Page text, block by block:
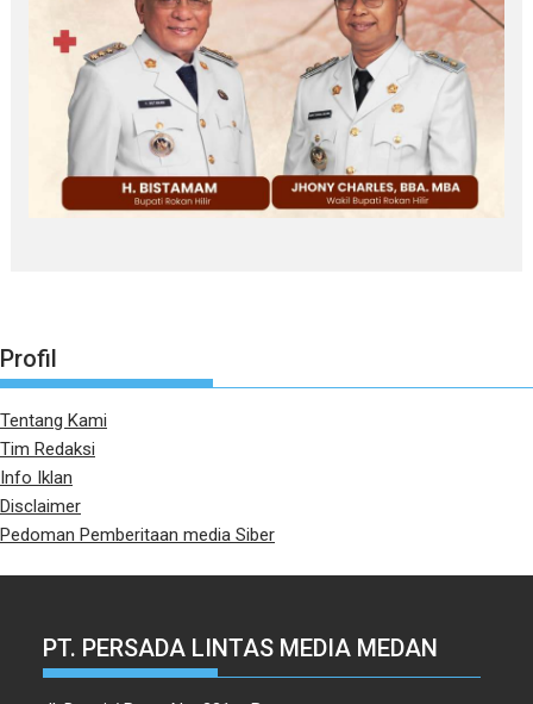
Profil
Tentang Kami
Tim Redaksi
Info Iklan
Disclaimer
Pedoman Pemberitaan media Siber
PT. PERSADA LINTAS MEDIA MEDAN